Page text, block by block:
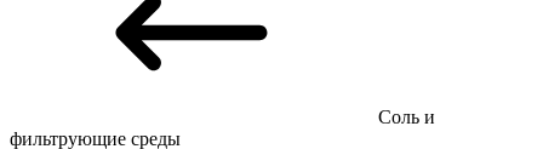
Соль и
фильтрующие среды